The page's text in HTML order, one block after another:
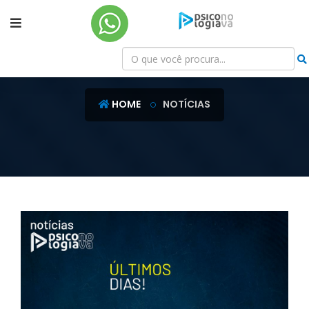
NOTÍCIAS
HOME NOTÍCIAS